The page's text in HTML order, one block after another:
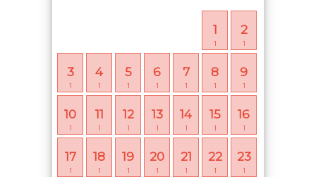
1
1
2
1
3
1
4
1
5
1
6
1
7
1
8
1
9
1
10
1
11
1
12
1
13
1
14
1
15
1
16
1
17
1
18
1
19
1
20
1
21
1
22
1
23
1